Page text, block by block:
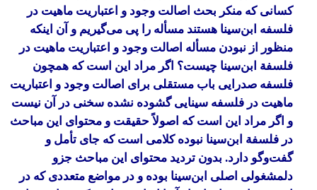
کسانی که منکر بحث اصالت وجود و اعتباریت ماهیت در
فلسفه ابن‌سینا هستند مسأله را پی می‌گیریم و آن اینکه
منظور از نبودن مسأله اصالت وجود و اعتباریت ماهیت در
فلسفة ابن‌سینا چیست؟ اگر مراد این است که همچون
فلسفه صدرایی باب مستقلی برای اصالت وجود و اعتباریت
ماهیت در فلسفه سینایی گشوده نشده سخنی در آن نیست
و اگر مراد این است که اصولاً حقیقت و محتوای این مباحث
در فلسفة ابن‌سینا نبوده کلامی است که جای تأمل و
گفت‌وگو دارد. بدون تردید محتوای این مباحث جزو
دلمشغولی‌ اصلی ابن‌سینا بوده و در مواضع متعددی که در